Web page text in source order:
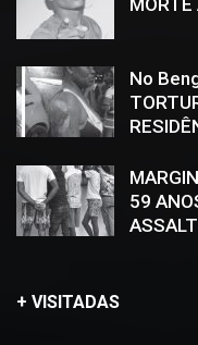
No
59
+ VISITADAS